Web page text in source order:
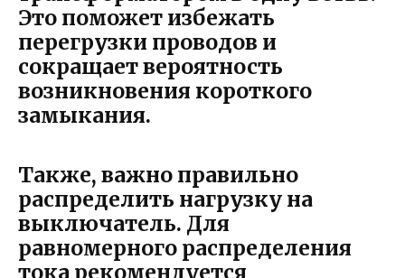
Это поможет избежать
перегрузки проводов и
сокращает вероятность
возникновения короткого
замыкания.
Также, важно правильно
распределить нагрузку на
выключатель. Для
равномерного распределения
тока рекомендуется